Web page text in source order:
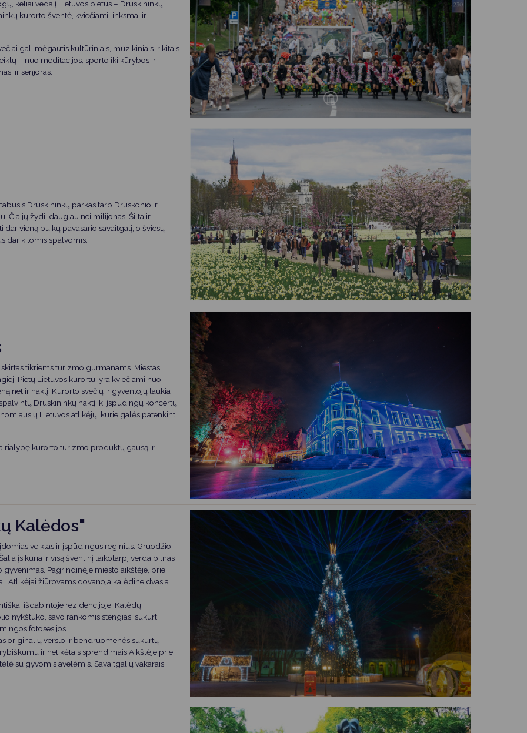
Asmens duomenų apsauga
keliai veda į Lietuvos pietus – Druskininkų
kurorto šventė, kviečianti linksmai ir
gali mėgautis kultūriniais, muzikiniais ir kitais
– nuo meditacijos, sporto iki kūrybos ir
ir senjoras.
Druskininkų parkas tarp Druskonio ir
Čia jų žydi daugiau nei milijonas! Šilta ir
dar vieną puikų pavasario savaitgalį, o šviesų
dar kitomis spalvomis.
tikriems turizmo gurmanams. Miestas
Pietų Lietuvos kurortui yra kviečiami nuo
net ir naktį. Kurorto svečių ir gyventojų laukia
Druskininkų naktį iki įspūdingų koncertų.
Lietuvos atlikėjų, kurie galės patenkinti
kurorto turizmo produktų gausą ir
Kalėdos"
veiklas ir įspūdingus reginius. Gruodžio
įsikuria ir visą šventinį laikotarpį verda pilnas
Pagrindinėje miesto aikštėje, prie
Atlikėjai žiūrovams dovanoja kalėdine dvasia
išdabintoje rezidencijoje. Kalėdų
nykštuko, savo rankomis stengiasi sukurti
fotosesijos.
originalių verslo ir bendruomenės sukurtų
ir netikėtais sprendimais.Aikštėje prie
su gyvomis avelėmis. Savaitgalių vakarais